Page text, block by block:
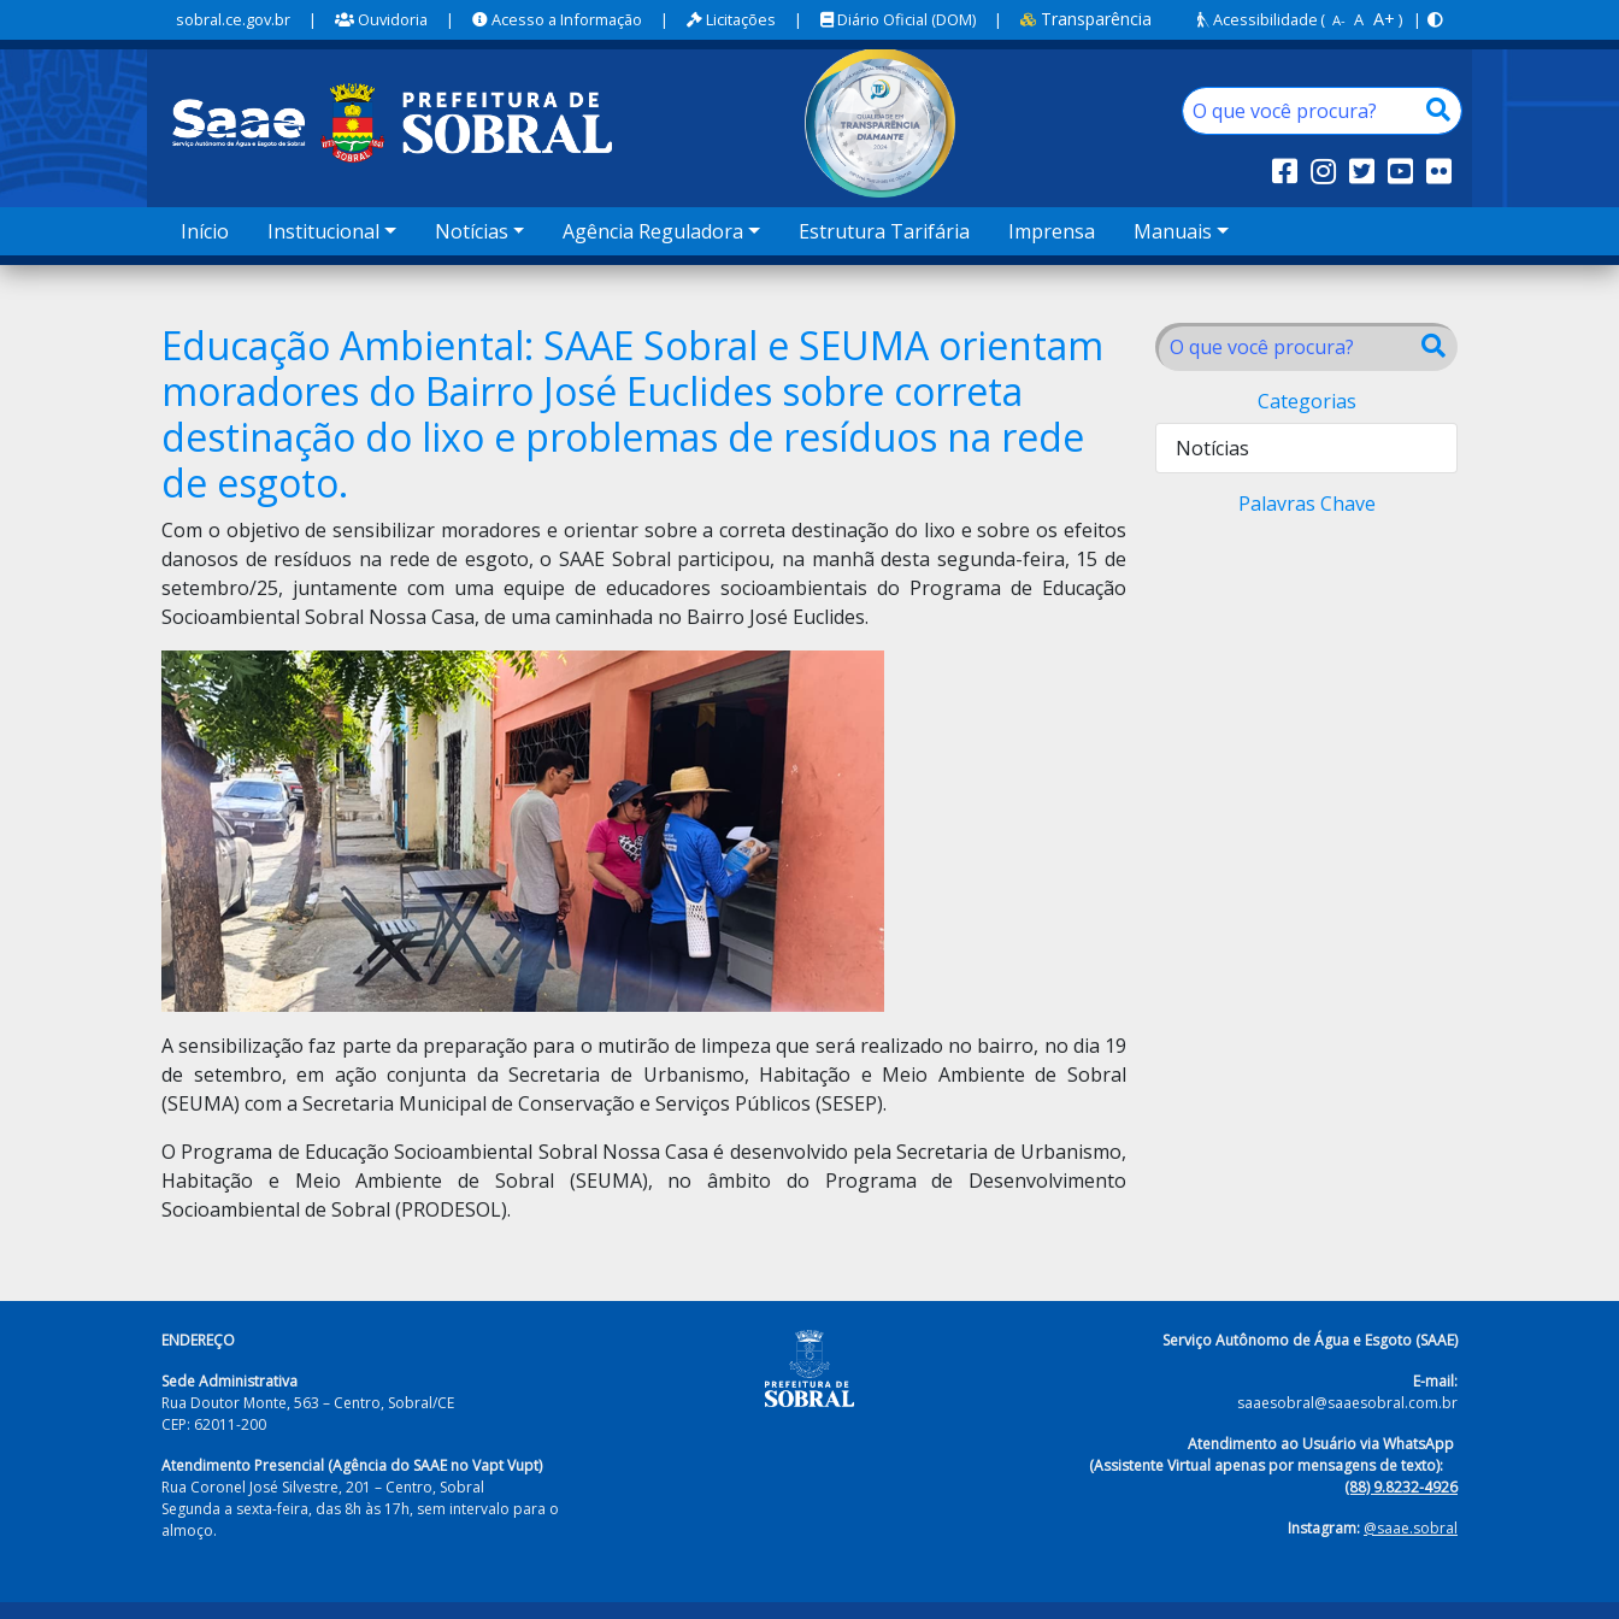
sobral.ce.gov.br | Ouvidoria | Acesso a Informação | Licitações | Diário Oficial (DOM) | Transparência Acessibilidade( A- A A+ ) |
Início Institucional Notícias Agência Reguladora Estrutura Tarifária Imprensa Manuais
Categorias
Notícias
Palavras Chave
Educação Ambiental: SAAE Sobral e SEUMA orientam
moradores do Bairro José Euclides sobre correta
destinação do lixo e problemas de resíduos na rede
de esgoto.
Com o objetivo de sensibilizar moradores e orientar sobre a correta destinação do lixo e sobre os efeitos
danosos de resíduos na rede de esgoto, o SAAE Sobral participou, na manhã desta segunda-feira, 15 de
setembro/25, juntamente com uma equipe de educadores socioambientais do Programa de Educação
Socioambiental Sobral Nossa Casa, de uma caminhada no Bairro José Euclides.
A sensibilização faz parte da preparação para o mutirão de limpeza que será realizado no bairro, no dia 19
de setembro, em ação conjunta da Secretaria de Urbanismo, Habitação e Meio Ambiente de Sobral
(SEUMA) com a Secretaria Municipal de Conservação e Serviços Públicos (SESEP).
O Programa de Educação Socioambiental Sobral Nossa Casa é desenvolvido pela Secretaria de Urbanismo,
Habitação e Meio Ambiente de Sobral (SEUMA), no âmbito do Programa de Desenvolvimento
Socioambiental de Sobral (PRODESOL).
ENDEREÇO
Sede Administrativa
Rua Doutor Monte, 563 – Centro, Sobral/CE
CEP: 62011-200
Atendimento Presencial (Agência do SAAE no Vapt Vupt)
Rua Coronel José Silvestre, 201 – Centro, Sobral
Segunda a sexta-feira, das 8h às 17h, sem intervalo para o
almoço.
Serviço Autônomo de Água e Esgoto (SAAE)
E-mail:
saaesobral@saaesobral.com.br
Atendimento ao Usuário via WhatsApp
(Assistente Virtual apenas por mensagens de texto):
(88) 9.8232-4926
Instagram: @saae.sobral